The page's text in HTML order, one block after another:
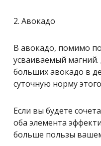
2. Авокадо
В авокадо, помимо
усваиваемый магний.
больших авокадо в
суточную норму
Если вы будете
оба элемента
больше пользы